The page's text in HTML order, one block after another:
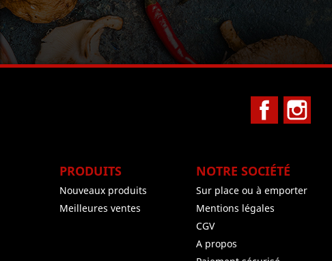
Facebook
PRODUITS
Nouveaux produits
Meilleures ventes
NOTRE SOCIÉTÉ
Sur place ou à emporter
Mentions légales
CGV
A propos